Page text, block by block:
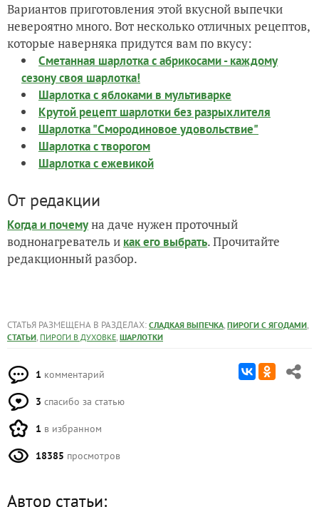
Вариантов приготовления этой вкусной выпечки
невероятно много. Вот несколько отличных рецептов,
которые наверняка придутся вам по вкусу:
Сметанная шарлотка с абрикосами - каждому
сезону своя шарлотка!
Шарлотка с яблоками в мультиварке
Крутой рецепт шарлотки без разрыхлителя
Шарлотка "Смородиновое удовольствие"
Шарлотка с творогом
Шарлотка с ежевикой
От редакции
Когда и почемуна даче нужен проточный
воднонагреватель и как его выбрать. Прочитайте
редакционный разбор.
СТАТЬЯ РАЗМЕЩЕНА В РАЗДЕЛАХ: СЛАДКАЯ ВЫПЕЧКА, ПИРОГИ С ЯГОДАМИ,
СТАТЬИ, ПИРОГИ В ДУХОВКЕ, ШАРЛОТКИ
1 комментарий
3 спасибо за статью
1 в избранном
18385 просмотров
Автор статьи: